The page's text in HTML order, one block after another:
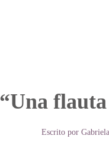
“Una
Escrito por